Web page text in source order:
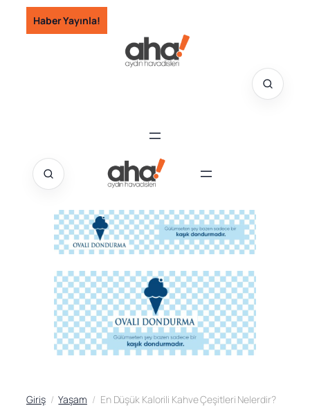
İçeriğe
geç
Haber Yayınla!
Giriş Yaşam En Düşük Kalorili Kahve Çeşitleri Nelerdir?